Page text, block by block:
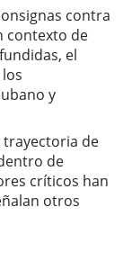
contra
contexto de
el
y
trayectoria de
de
críticos han
otros